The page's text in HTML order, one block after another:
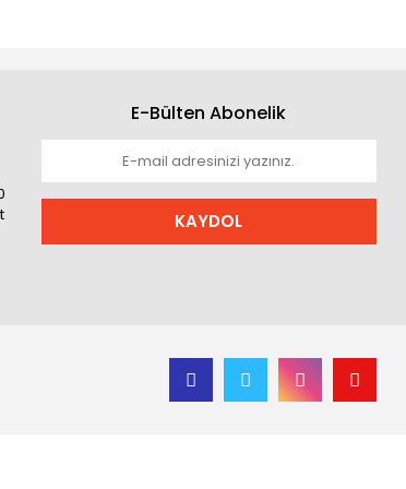
E-Bülten Abonelik
KAYDOL